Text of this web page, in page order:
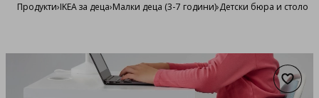
Продукти›IKEA за деца›Малки деца (3-7 години)›Детски бюра и столове